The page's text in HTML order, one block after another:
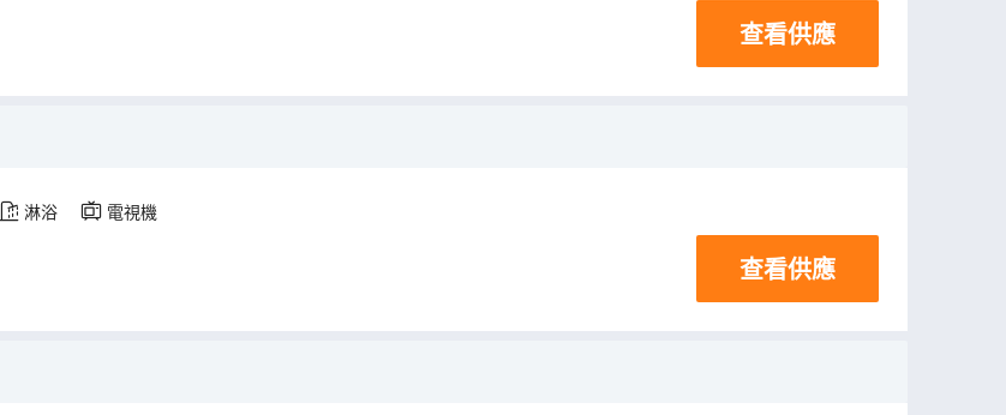
查看供應
淋浴 電視機
查看供應